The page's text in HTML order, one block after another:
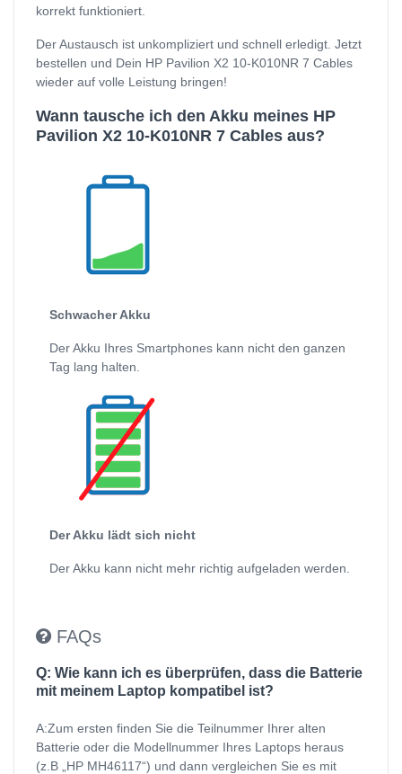
korrekt funktioniert.
Der Austausch ist unkompliziert und schnell erledigt. Jetzt
bestellen und Dein HP Pavilion X2 10-K010NR 7 Cables
wieder auf volle Leistung bringen!
Wann tausche ich den Akku meines HP
Pavilion X2 10-K010NR 7 Cables aus?
Schwacher Akku
Der Akku Ihres Smartphones kann nicht den ganzen
Tag lang halten.
Der Akku lädt sich nicht
Der Akku kann nicht mehr richtig aufgeladen werden.
FAQs
Q: Wie kann ich es überprüfen, dass die Batterie
mit meinem Laptop kompatibel ist?
A:Zum ersten finden Sie die Teilnummer Ihrer alten
Batterie oder die Modellnummer Ihres Laptops heraus
(z.B „HP MH46117“) und dann vergleichen Sie es mit